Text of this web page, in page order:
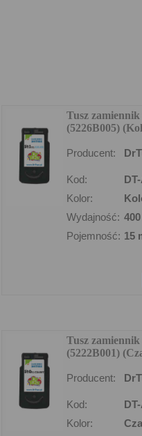
Tusz
(5226B005)
Producent:
Kod:
Kolor:
Wydajność:
Pojemność: 15
Tusz
(5222B001)
Producent:
Kod:
Kolor: